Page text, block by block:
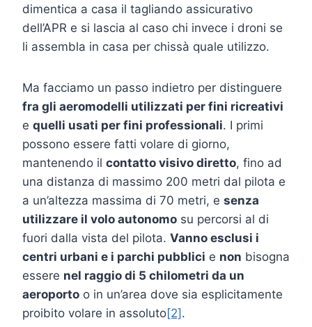
dimentica a casa il tagliando assicurativo
dell’APR e si lascia al caso chi invece i droni se
li assembla in casa per chissà quale utilizzo.
Ma facciamo un passo indietro per distinguere
fra gli aeromodelli utilizzati per fini ricreativi
e quelli usati per fini professionali. I primi
possono essere fatti volare di giorno,
mantenendo il contatto visivo diretto, fino ad
una distanza di massimo 200 metri dal pilota e
a un’altezza massima di 70 metri, e senza
utilizzare il volo autonomo su percorsi al di
fuori dalla vista del pilota. Vanno esclusi i
centri urbani e i parchi pubblici e non bisogna
essere nel raggio di 5 chilometri da un
aeroporto o in un’area dove sia esplicitamente
proibito volare in assoluto[2] .